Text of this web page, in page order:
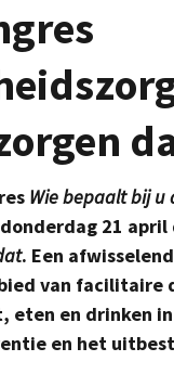
Wie bepaalt bij u
21
. Een
van facilitaire
eten en drinken
en het